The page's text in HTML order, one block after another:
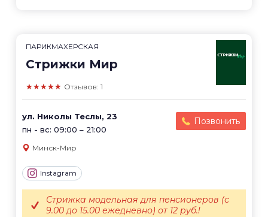
ПАРИКМАХЕРСКАЯ
Стрижки Мир
★★★★★ Отзывов: 1
ул. Николы Теслы, 23
пн - вс: 09:00 – 21:00
Позвонить
Минск-Мир
Instagram
Стрижка модельная для пенсионеров (с
9.00 до 15.00 ежедневно) от 12 руб.!